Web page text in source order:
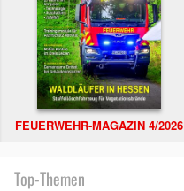
FEUERWEHR-MAGAZIN 4/2026
Top-Themen